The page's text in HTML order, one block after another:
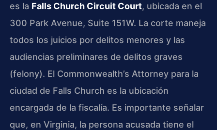
es la Falls Church Circuit Court, ubicada en el
300 Park Avenue, Suite 151W. La corte maneja
todos los juicios por delitos menores y las
audiencias preliminares de delitos graves
(felony). El Commonwealth’s Attorney para la
ciudad de Falls Church es la ubicación
encargada de la fiscalía. Es importante señalar
que, en Virginia, la persona acusada tiene el